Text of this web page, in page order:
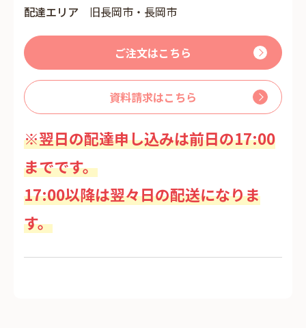
配達エリア
旧長岡市・長岡市
ご注文はこちら
資料請求はこちら
※翌日の配達申し込みは前日の17:00
までです。
17:00以降は翌々日の配送になりま
す。